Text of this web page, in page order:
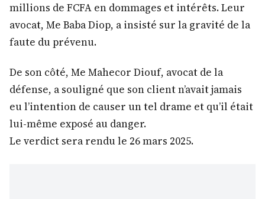
millions de FCFA en dommages et intérêts. Leur
avocat, Me Baba Diop, a insisté sur la gravité de la
faute du prévenu.
De son côté, Me Mahecor Diouf, avocat de la
défense, a souligné que son client n’avait jamais
eu l’intention de causer un tel drame et qu’il était
lui-même exposé au danger.
Le verdict sera rendu le 26 mars 2025.